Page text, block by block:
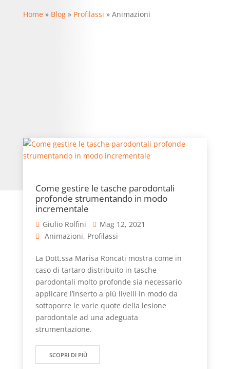
Home» Blog» Profilassi » Animazioni
Come gestire le tasche parodontali
profonde strumentando in modo
incrementale
Giulio Rolfini
Mag 12, 2021
Animazioni, Profilassi
La Dott.ssa Marisa Roncati mostra come in
caso di tartaro distribuito in tasche
parodontali molto profonde sia necessario
applicare l’inserto a più livelli in modo da
sottoporre le varie quote della lesione
parodontale ad una adeguata
strumentazione.
SCOPRI DI PIÙ